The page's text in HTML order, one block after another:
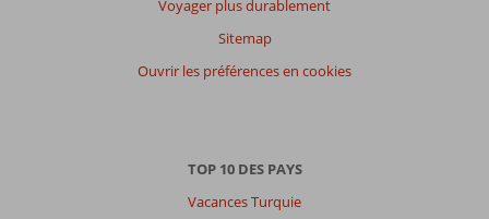
Voyager plus durablement
Sitemap
Ouvrir les préférences en cookies
TOP 10 DES PAYS
Vacances Turquie